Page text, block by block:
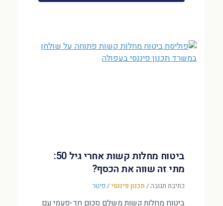
ביטוח מחלות קשות אחרי גיל 50:
מתי זה שווה את הכסף?
כתיבת תגובה/ תכנון פיננסי/ פיטר
ביטוח מחלות קשות משלם סכום חד-פעמי עם